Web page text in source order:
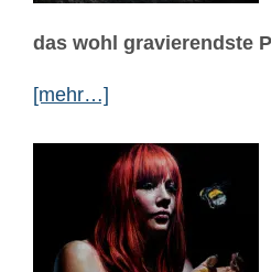
das wohl gravierendste
[mehr…]